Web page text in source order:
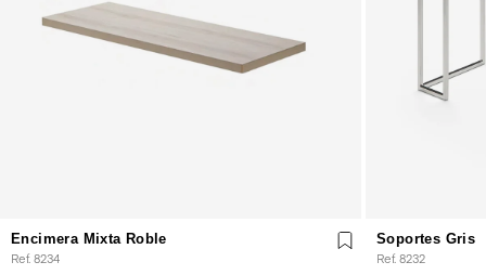
Encimera Mixta Roble
Ref. 8234
Soportes Gris
Ref. 8232